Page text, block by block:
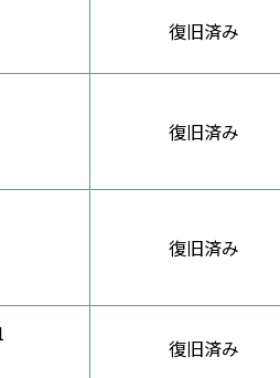
復旧済み
復旧済み
復旧済み
復旧済み